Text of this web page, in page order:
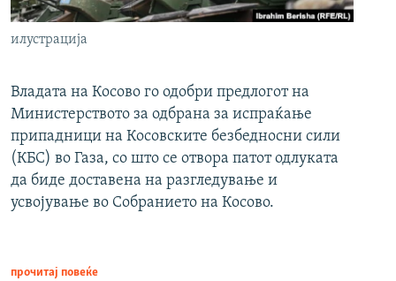
илустрација
Владата на Косово го одобри предлогот на
Министерството за одбрана за испраќање
припадници на Косовските безбедносни сили
(КБС) во Газа, со што се отвора патот одлуката
да биде доставена на разгледување и
усвојување во Собранието на Косово.
прочитај повеќе